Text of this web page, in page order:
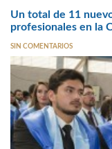
Un total de 11
profesionales en la
SIN COMENTARIOS